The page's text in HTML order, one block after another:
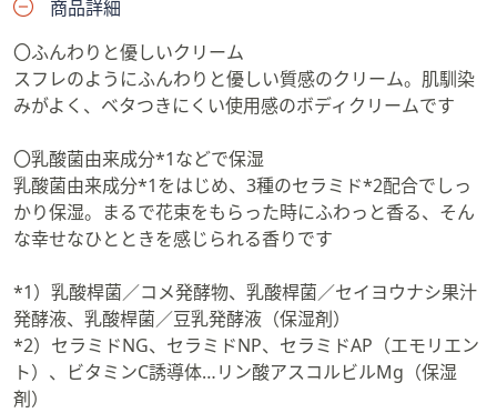
商品詳細
〇ふんわりと優しいクリーム
スフレのようにふんわりと優しい質感のクリーム。肌馴染
みがよく、ベタつきにくい使用感のボディクリームです
〇乳酸菌由来成分*1などで保湿
乳酸菌由来成分*1をはじめ、3種のセラミド*2配合でしっ
かり保湿。まるで花束をもらった時にふわっと香る、そん
な幸せなひとときを感じられる香りです
*1）乳酸桿菌／コメ発酵物、乳酸桿菌／セイヨウナシ果汁
発酵液、乳酸桿菌／豆乳発酵液（保湿剤）
*2）セラミドNG、セラミドNP、セラミドAP（エモリエン
ト）、ビタミンC誘導体…リン酸アスコルビルMg（保湿
剤）